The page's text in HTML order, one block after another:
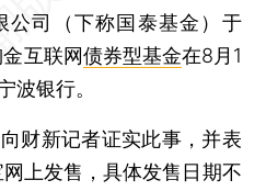
公司（下称国泰基金）于
互联网债券型基金在8月1
波银行。
新记者证实此事，并表
上发售，具体发售日期不